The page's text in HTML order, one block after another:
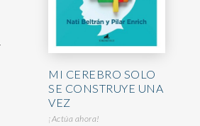
MI CEREBRO SOLO
SE CONSTRUYE UNA
VEZ
¡Actúa ahora!